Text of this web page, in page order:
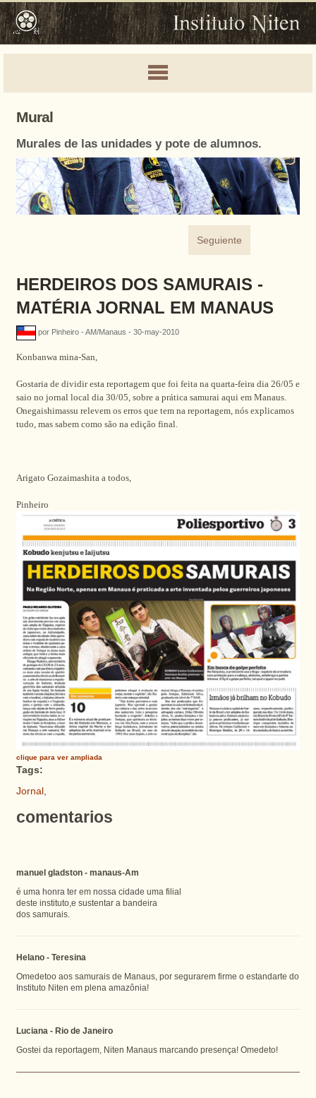
Mural
Murales de las unidades y pote de alumnos.
Seguiente
HERDEIROS DOS SAMURAIS -
MATÉRIA JORNAL EM MANAUS
por Pinheiro - AM/Manaus - 30-may-2010
Konbanwa mina-San,
Gostaria de dividir esta reportagem que foi feita na quarta-feira dia 26/05 e
saio no jornal local dia 30/05, sobre a prática samurai aqui em Manaus.
Onegaishimassu relevem os erros que tem na reportagem, nós explicamos
tudo, mas sabem como são na edição final.
Arigato Gozaimashita a todos,
Pinheiro
clique para ver ampliada
Tags:
Jornal
comentarios
manuel gladston - manaus-Am
é uma honra ter em nossa cidade uma filial
deste instituto,e sustentar a bandeira
dos samurais.
Helano - Teresina
Omedetoo aos samurais de Manaus, por segurarem firme o estandarte do
Instituto Niten em plena amazônia!
Luciana - Rio de Janeiro
Gostei da reportagem, Niten Manaus marcando presença! Omedeto!